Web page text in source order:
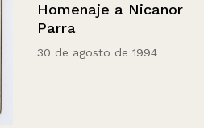
Homenaje a Nicanor
Parra
30 de agosto de 1994